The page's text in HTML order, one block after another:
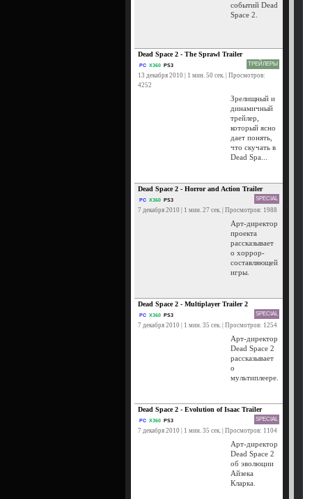
событий Dead
Space 2.
Dead Space 2 - The Sprawl Trailer
PC X360 PS3 ТРЕЙЛЕРЫ
13 декабря 2010 | 1 мин. 50 сек. | Просмотров:
4252
Зрелищный и
динамичный
трейлер,
который ясно
дает понять,
что скучать в
Dead Spa...
Dead Space 2 - Horror and Action Trailer
PC X360 PS3 SPECIAL
7 декабря 2010 | 1 мин. 27 сек. | Просмотров: 1988
Арт-директор
проекта
рассказывает
о хоррор-
составляющей
игры.
Dead Space 2 - Multiplayer Trailer 2
PC X360 PS3 SPECIAL
7 декабря 2010 | 1 мин. 35 сек. | Просмотров: 1254
Арт-директор
Dead Space 2
рассказывает
о
мультиплеере.
Dead Space 2 - Evolution of Isaac Trailer
PC X360 PS3 SPECIAL
7 декабря 2010 | 1 мин. 35 сек. | Просмотров: 1104
Арт-директор
Dead Space 2
об эволюции
Айзека
Кларка.